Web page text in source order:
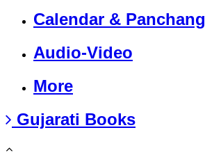
Calendar & Panchang
Audio-Video
More
Gujarati Books